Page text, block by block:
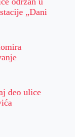
„Dani
deo ulice